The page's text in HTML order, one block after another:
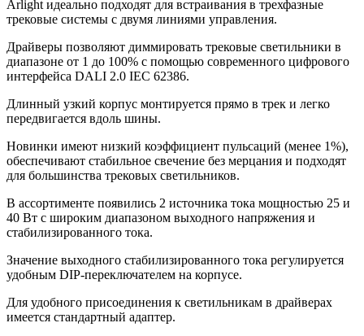
Arlight идеально подходят для встраивания в трехфазные
трековые системы с двумя линиями управления.
Драйверы позволяют диммировать трековые светильники в
диапазоне от 1 до 100% с помощью современного цифрового
интерфейса DALI 2.0 IEC 62386.
Длинный узкий корпус монтируется прямо в трек и легко
передвигается вдоль шины.
Новинки имеют низкий коэффициент пульсаций (менее 1%),
обеспечивают стабильное свечение без мерцания и подходят
для большинства трековых светильников.
В ассортименте появились 2 источника тока мощностью 25 и
40 Вт с широким диапазоном выходного напряжения и
стабилизированного тока.
Значение выходного стабилизированного тока регулируется
удобным DIP-переключателем на корпусе.
Для удобного присоединения к светильникам в драйверах
имеется стандартный адаптер.